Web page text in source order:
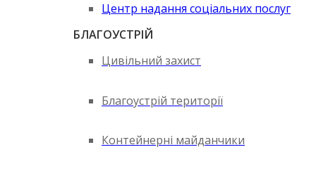
Центр надання соціальних послуг
БЛАГОУСТРІЙ
Цивільний захист
Благоустрій території
Контейнерні майданчики